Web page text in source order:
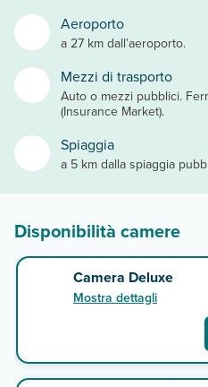
Aeroporto
a 27 km dall’aeroporto.
Mezzi di trasporto
Auto o mezzi pubblici.
(Insurance Market).
Spiaggia
a 5 km dalla spiaggia
Disponibilità camere
Camera Deluxe
Mostra dettagli